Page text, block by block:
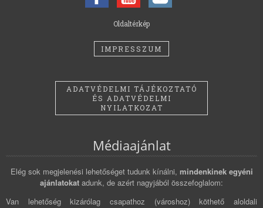
Oldaltérkép
IMPRESSZUM
ADATVÉDELMI TÁJÉKOZTATÓ
ÉS ADATVÉDELMI
NYILATKOZAT
Médiaajánlat
Elég sok megjelenési lehetőséget tudunk kínálni, mindenkinek egyéni
ajánlatokat adunk, de azért nagyjából összefoglalom:
Van lehetőség kizárólag csapathoz (városhoz) köthető aloldali